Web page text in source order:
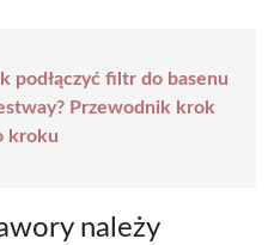
podłączyć filtr do basenu
Przewodnik krok
kroku
należy